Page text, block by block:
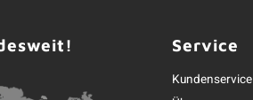
Service
Kundenservice